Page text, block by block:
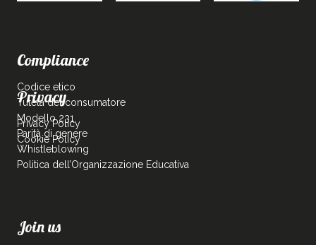
Compliance
Codice etico
Tutela del consumatore
Modello 231
Parità di genere
Whistleblowing
Politica dell’Organizzazione Educativa
Privacy
Privacy Policy
Cookie Policy
Join us